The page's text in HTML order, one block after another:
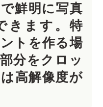
鮮明に写真
きます。特
トを作る場
分をクロッ
高解像度が